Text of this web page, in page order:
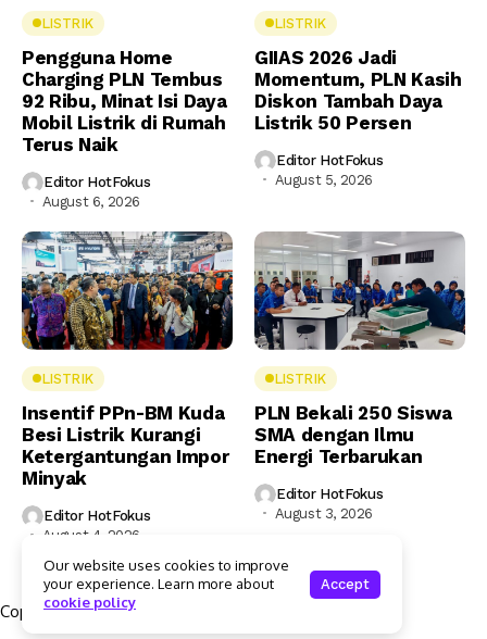
LISTRIK
Pengguna Home
Charging PLN Tembus
92 Ribu, Minat Isi Daya
Mobil Listrik di Rumah
Terus Naik
Editor HotFokus
August 6, 2026
LISTRIK
GIIAS 2026 Jadi
Momentum, PLN Kasih
Diskon Tambah Daya
Listrik 50 Persen
Editor HotFokus
August 5, 2026
LISTRIK
Insentif PPn-BM Kuda
Besi Listrik Kurangi
Ketergantungan Impor
Minyak
Editor HotFokus
August 4, 2026
LISTRIK
PLN Bekali 250 Siswa
SMA dengan Ilmu
Energi Terbarukan
Editor HotFokus
August 3, 2026
Copyright © 2025 Hotfokus.com | All rights reserved
Our website uses cookies to improve
your experience. Learn more about
cookie policy
Accept